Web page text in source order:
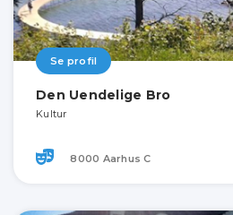
Se profil
Den Uendelige Bro
Kultur
8000 Aarhus C